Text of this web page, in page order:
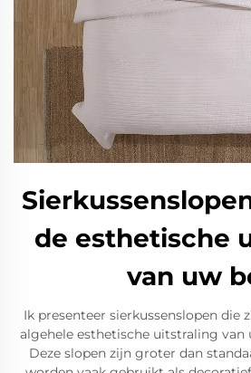
de esthetische
van uw
Ik presenteer sierkussenslopen die
algehele esthetische uitstraling van
Deze slopen zijn groter dan